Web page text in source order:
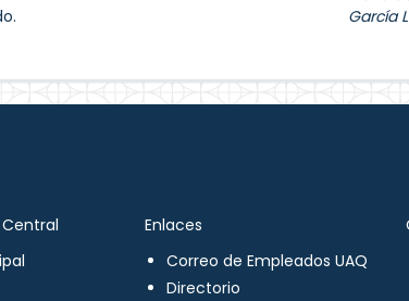
García
Enlaces
Correo de Empleados UAQ
Directorio